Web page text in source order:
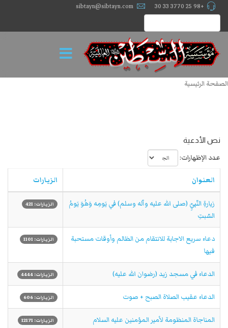
+98 25 3770 33 30
sibtayn@sibtayn.com
الصفحة الرئيسية
نص الأدعية
عدد الإظهارات:
العنوان الزيارات
زيارةِ النّبيِّ (صلى الله عليه وآله وسلم) في يَومِه وَهُوَ يَومُ
السّبتِ
الزيارات: 421
دعاء سريع الاجابة للانتقام من الظالم وأوقات مستحبة
فيها
الزيارات: 1101
الدعاء في مسجد زيد (رضوان الله عليه) الزيارات: 4444
الدعاء عقيب الصلاة الصبح + صوت الزيارات: 606
المناجاة المنظومة لأمير المؤمنين عليه السلام الزيارات: 12171